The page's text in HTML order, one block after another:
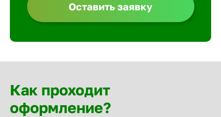
Оставить заявку
Как проходит
оформление?